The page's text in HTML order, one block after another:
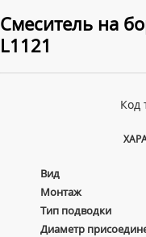
Смеситель на
L1121
Код
Вид
Монтаж
Тип подводки
Диаметр